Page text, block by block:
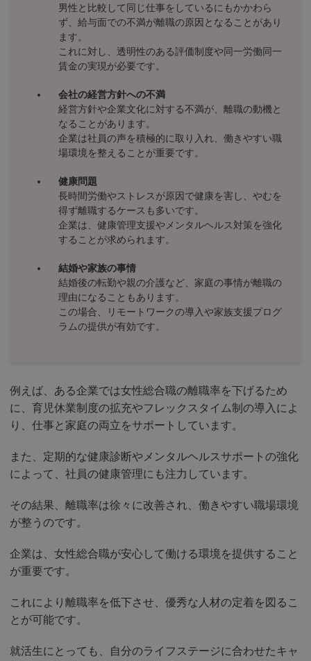
男性と比較して同じ仕事をしているにもかかわら
ず、給与面での不満が離職の原因となることがあり
ます。
これに対し、透明性のある評価制度や同一労働同一
賃金の実現が必要です。
会社の経営方針への不満
経営方針や企業文化に対する不満が、離職の動機と
なることがあります。
企業は社員の声を積極的に取り入れ、働きやすい職
場環境を整えることが重要です。
健康問題
長時間労働やストレスが原因で健康を害し、やむを
得ず離職するケースも多いです。
企業は、健康管理支援やメンタルヘルス対策を強化
することが求められます。
結婚や家族の事情
結婚後の転勤や親の介護など、家庭の事情が離職の
理由になることもあります。
この場合、リモートワークの導入や家族支援プログ
ラムの提供が有効です。
例えば、ある企業では女性総合職の離職率を下げるため
に、育児休業制度の拡充やフレックスタイム制の導入によ
り、仕事と家庭の両立をサポートしています。
また、定期的な健康診断やメンタルヘルスサポートの強化
によって、社員の健康管理にも注力しています。
その結果、離職率は徐々に改善され、働きやすい職場環境
が整うのです。
企業は、女性総合職が安心して働ける環境を提供すること
が重要です。
これにより離職率を低下させ、優秀な人材の定着を図るこ
とが可能です。
就活生にとっても、自分のライフステージに合わせたキャ